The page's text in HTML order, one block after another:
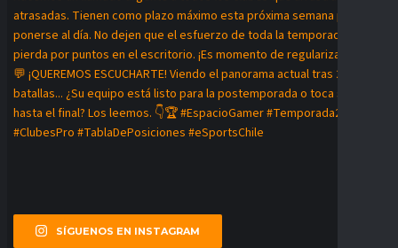
SÍGUENOS EN INSTAGRAM